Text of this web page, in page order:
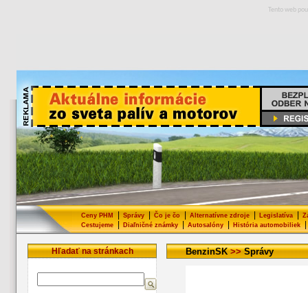
Tento web
Ceny PHM Správy Čo je čo Alternatívne zdroje Legislatíva
Cestujeme| Diaľničné známky| Autosalóny| História automobiliek|
Hľadať na stránkach BenzinSK>>Správy